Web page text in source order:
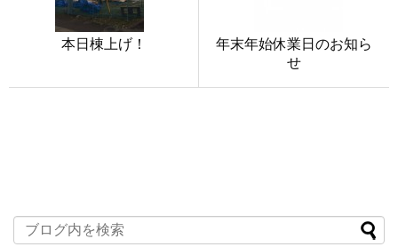
本日棟上げ！
年末年始休業日のお知ら
せ